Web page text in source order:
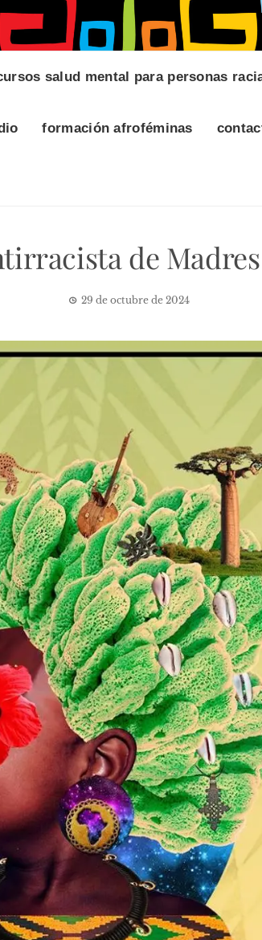
salud mental para personas
formación afroféminas
de
29 de octubre de 2024